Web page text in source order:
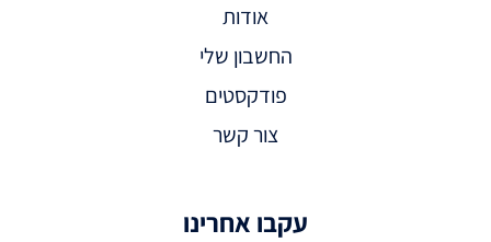
אודות
החשבון שלי
פודקסטים
צור קשר
עקבו אחרינו